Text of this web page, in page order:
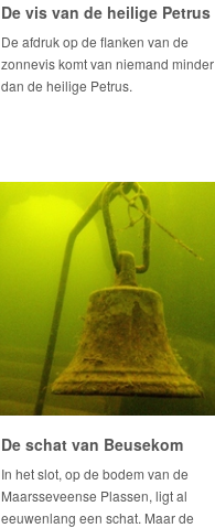
De vis van de heilige Petrus
De afdruk op de flanken van de
zonnevis komt van niemand minder
dan de heilige Petrus.
De schat van Beusekom
In het slot, op de bodem van de
Maarsseveense Plassen, ligt al
eeuwenlang een schat. Maar de